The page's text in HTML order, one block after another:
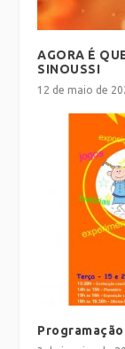
AGORA É
SINOUSSI
12 de maio de